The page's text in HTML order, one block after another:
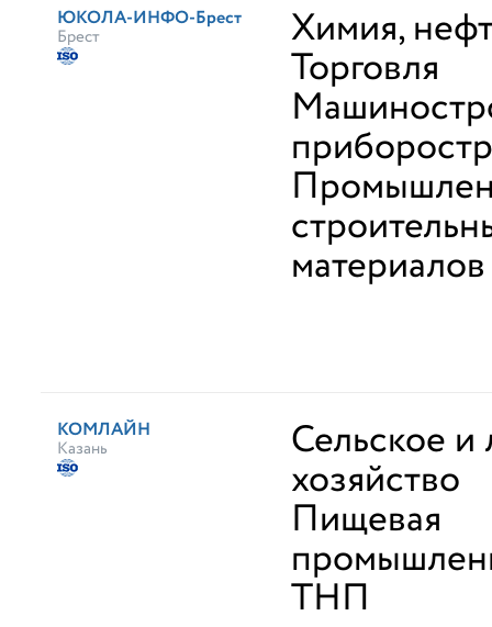
ЮКОЛА-ИНФО-Брест
Брест Химия,
Торговля
материалов
КОМЛАЙН
Казань Сельское и
хозяйство
Пищевая
ТНП